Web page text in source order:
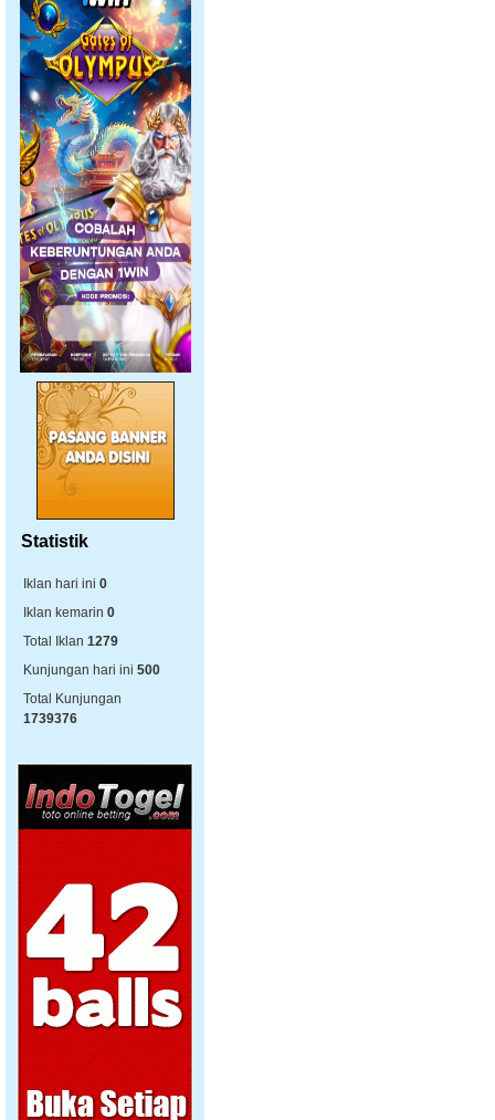
Statistik
Iklan hari ini 0
Iklan kemarin 0
Total Iklan 1279
Kunjungan hari ini 500
Total Kunjungan
1739376